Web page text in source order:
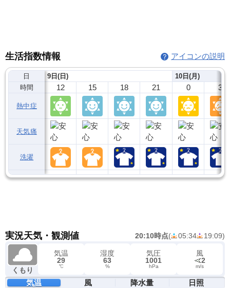
生活指数情報 アイコンの説明
日
時間
熱中症
天気痛
洗濯
9日(日)
12 15 18 21
10日(月)
0 3
実況天気・観測値 20:10時点( 05:34 19:09)
くもり
気温
29
℃
湿度
63
%
気圧
1001
hPa
風
2
m/s
気温 風 降水量 日照